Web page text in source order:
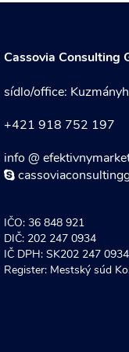
Cassovia Consulting
sídlo/office:
+421 918 752 197
info @
IČO: 36 848 921
DIČ: 202 247 0934
IČ DPH: SK202 247 0934
Register: Mestský súd